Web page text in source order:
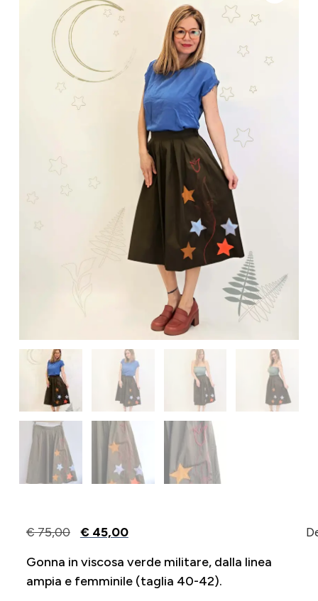
€75,00 €45,00
Gonna in viscosa verde militare, dalla linea
ampia e femminile (taglia 40-42).